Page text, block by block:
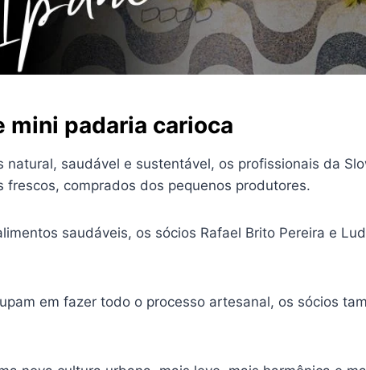
mini padaria carioca
natural, saudável e sustentável, os profissionais da
comprados dos pequenos produtores.
saudáveis, os sócios Rafael Brito Pereira e
em fazer todo o processo artesanal, os sócios